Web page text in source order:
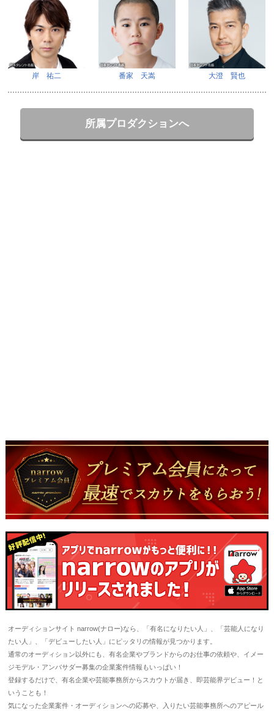
岸 祐二 番家 天嵩 大澄 賢也
所属プロダクションへ
オーディションサイト narrow(ナロー)なら、「有名になりたい人」、「芸能人になり
たい人」、「デビューしたい人」にピッタリの情報が見つかります。
通常のオーディション以外にも、有名企業やブランドからのお仕事の依頼や、イメー
ジモデル・アンバサダー募集の企業案件情報もいっぱい！
登録するだけで、有名企業や芸能事務所からスカウトが届き、即芸能界デビュー！と
いうことも！
気になった企業案件・オーディションへの応募や、入りたい芸能事務所へのアピール